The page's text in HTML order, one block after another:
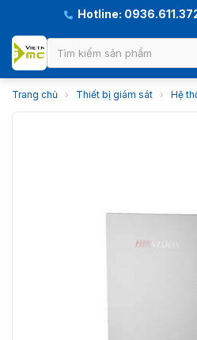
Hotline:
Trang chủ › Thiết bị giám sát › Hệ